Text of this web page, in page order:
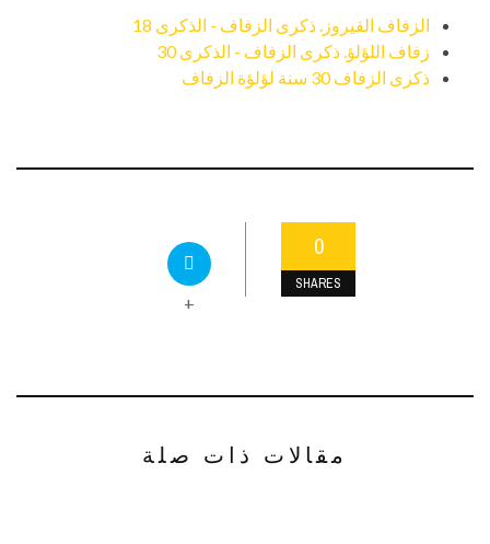
الزفاف الفيروز. ذكرى الزفاف - الذكرى 18
زفاف اللؤلؤ. ذكرى الزفاف - الذكرى 30
ذكرى الزفاف 30 سنة لؤلؤة الزفاف
0
SHARES
+
مقالات ذات صلة